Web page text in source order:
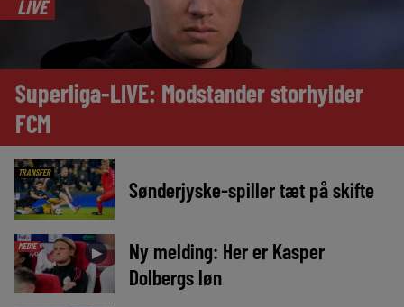
LIVE
Superliga-LIVE: Modstander storhylder
FCM
TRANSFER
Sønderjyske-spiller tæt på skifte
MEDIE ►
Ny melding: Her er Kasper
Dolbergs løn